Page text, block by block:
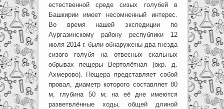
естественной среде сизых голубей в
Башкирии имеет несомненный интерес.
Во время нашей экспедиции по
Аургазинскому району республики 12
июля 2014 г. были обнаружены два гнезда
сизого голубя на отвесных скальных
обрывах пещеры Вертолётная (окр. д.
Ахмерово). Пещера представляет собой
провал, диаметр которого составляет 80
м, глубина 50 м; на её дне имеются
разветвлённые ходы, общей длиной